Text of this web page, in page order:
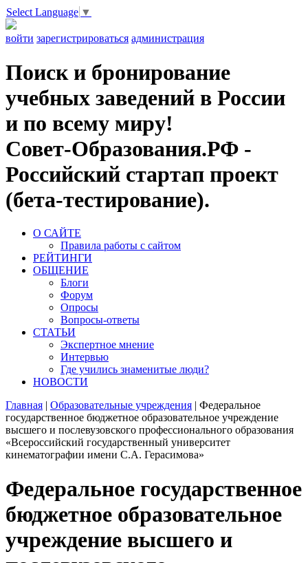
Select Language ▼
войти зарегистрироваться администрация
Поиск и бронирование
учебных заведений в России
и по всему миру!
Совет-Образования.РФ -
Российский стартап проект
(бета-тестирование).
О САЙТЕ
Правила работы с сайтом
РЕЙТИНГИ
ОБЩЕНИЕ
Блоги
Форум
Опросы
Вопросы-ответы
СТАТЬИ
Экспертное мнение
Интервью
Где учились знаменитые люди?
НОВОСТИ
Главная | Образовательные учреждения | Федеральное
государственное бюджетное образовательное учреждение
высшего и послевузовского профессионального образования
«Всероссийский государственный университет
кинематографии имени С.А. Герасимова»
Федеральное государственное
бюджетное образовательное
учреждение высшего и